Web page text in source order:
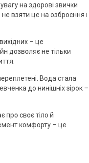
на здорові звички
взяти це на озброєння і
– це
дозволяє не тільки
Вода стала
до нинішніх зірок –
про своє тіло й
комфорту – це